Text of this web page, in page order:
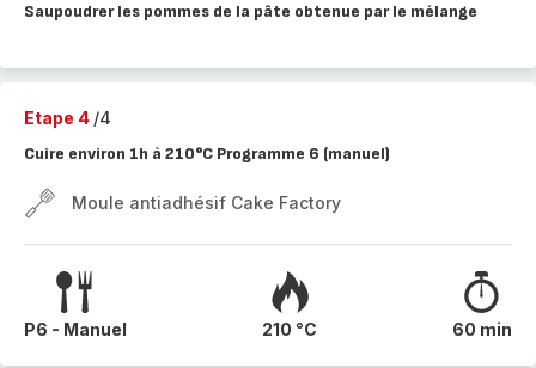
Saupoudrer les pommes de la pâte obtenue par le mélange
Etape 4 /4
Cuire environ 1h à 210°C Programme 6 (manuel)
Moule antiadhésif Cake Factory
P6 - Manuel 210 °C 60 min